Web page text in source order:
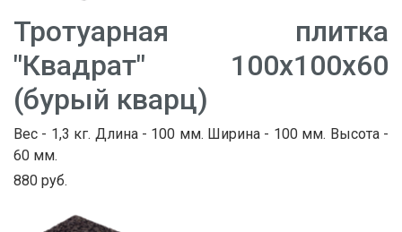
Тротуарная плитка
"Квадрат" 100х100х60
(бурый кварц)
Вес - 1,3 кг. Длина - 100 мм. Ширина - 100 мм. Высота -
60 мм.
880 руб.